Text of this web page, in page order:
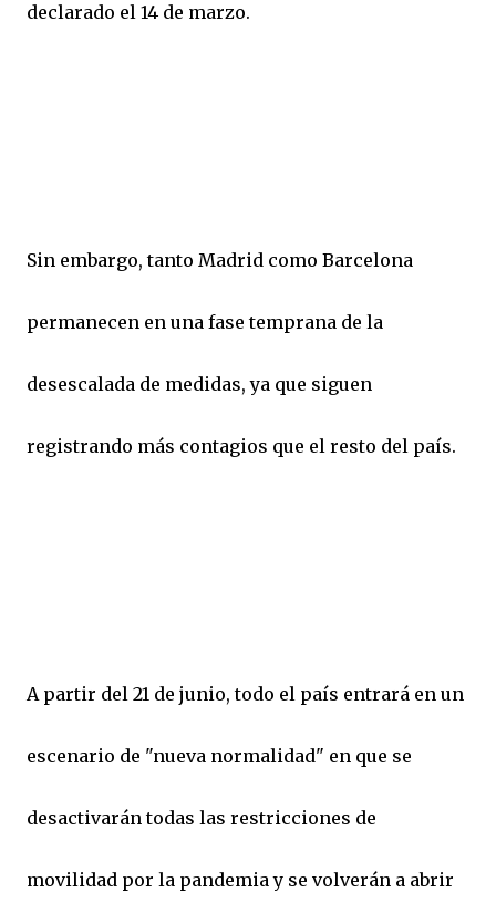
declarado el 14 de marzo.
Sin embargo, tanto Madrid como Barcelona
permanecen en una fase temprana de la
desescalada de medidas, ya que siguen
registrando más contagios que el resto del país.
A partir del 21 de junio, todo el país entrará en un
escenario de "nueva normalidad" en que se
desactivarán todas las restricciones de
movilidad por la pandemia y se volverán a abrir